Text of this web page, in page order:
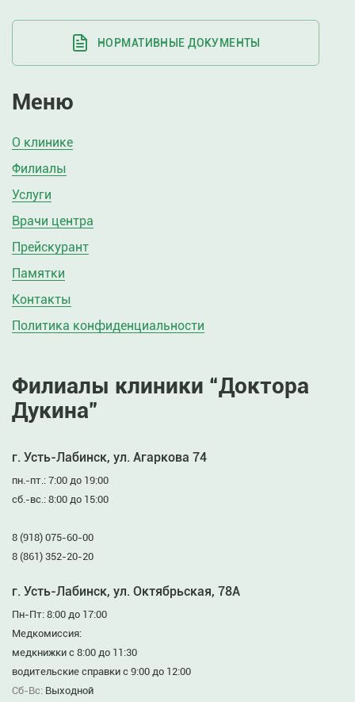
НОРМАТИВНЫЕ ДОКУМЕНТЫ
Меню
О клинике
Филиалы
Услуги
Врачи центра
Прейскурант
Памятки
Контакты
Политика конфиденциальности
Филиалы клиники “Доктора
Дукина”
г. Усть-Лабинск, ул. Агаркова 74
пн.-пт.: 7:00 до 19:00
сб.-вс.: 8:00 до 15:00
8 (918) 075-60-00
8 (861) 352-20-20
г. Усть-Лабинск, ул. Октябрьская, 78А
Пн-Пт: 8:00 до 17:00
Медкомиссия:
медкнижки с 8:00 до 11:30
водительские справки с 9:00 до 12:00
Сб-Вс: Выходной